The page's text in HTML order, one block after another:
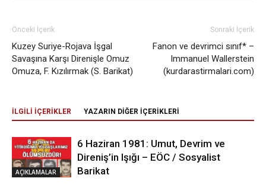
Önceki İçerik
Kuzey Suriye-Rojava İşgal
Savaşına Karşı Direnişle Omuz
Omuza, F. Kızılırmak (S. Barikat)
Sonraki İçerik
Fanon ve devrimci sınıf* –
Immanuel Wallerstein
(kurdarastirmalari.com)
İLGİLİ İÇERİKLER YAZARIN DİĞER İÇERİKLERİ
AÇIKLAMALAR
6 Haziran 1981: Umut, Devrim ve
Direniş’in Işığı – EÖC / Sosyalist
Barikat